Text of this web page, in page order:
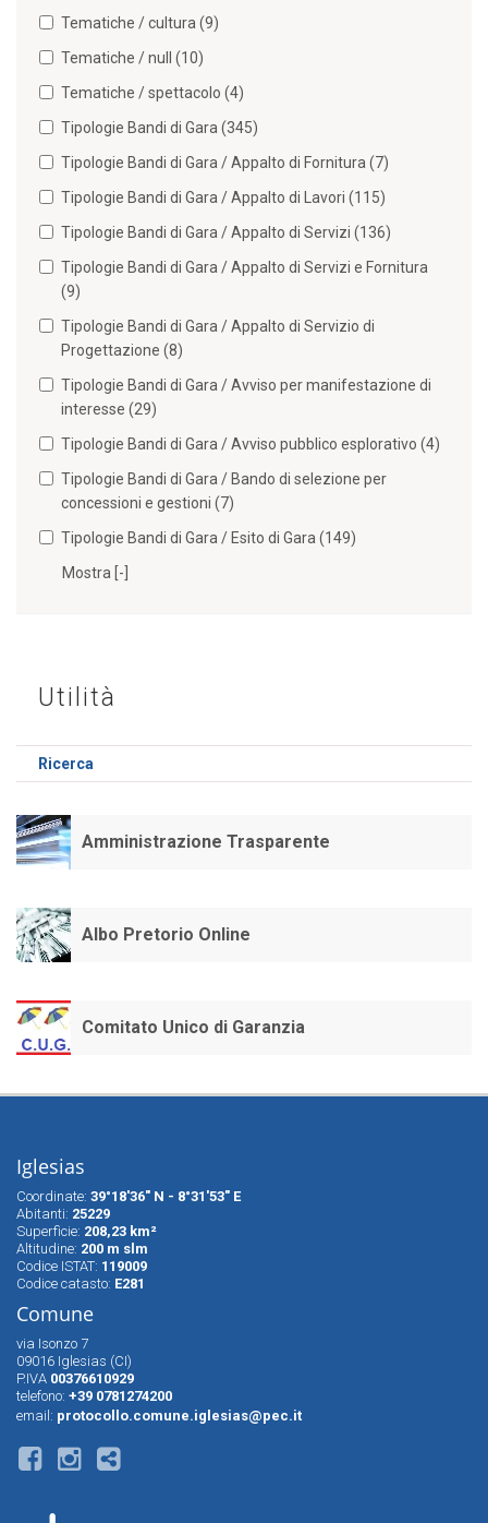
Tematiche / cultura (9)
Tematiche / null (10)
Tematiche / spettacolo (4)
Tipologie Bandi di Gara (345)
Tipologie Bandi di Gara / Appalto di Fornitura (7)
Tipologie Bandi di Gara / Appalto di Lavori (115)
Tipologie Bandi di Gara / Appalto di Servizi (136)
Tipologie Bandi di Gara / Appalto di Servizi e Fornitura
(9)
Tipologie Bandi di Gara / Appalto di Servizio di
Progettazione (8)
Tipologie Bandi di Gara / Avviso per manifestazione di
interesse (29)
Tipologie Bandi di Gara / Avviso pubblico esplorativo (4)
Tipologie Bandi di Gara / Bando di selezione per
concessioni e gestioni (7)
Tipologie Bandi di Gara / Esito di Gara (149)
Mostra [-]
Utilità
Ricerca
Amministrazione Trasparente
Albo Pretorio Online
Comitato Unico di Garanzia
Iglesias
Coordinate: 39°18'36" N - 8°31'53" E
Abitanti: 25229
Superfìcie: 208,23 km²
Altitudine: 200 m slm
Codice ISTAT: 119009
Codice catasto: E281
Comune
via Isonzo 7
09016 Iglesias (CI)
P.IVA 00376610929
telefono: +39 0781274200
email: protocollo.comune.iglesias@pec.it